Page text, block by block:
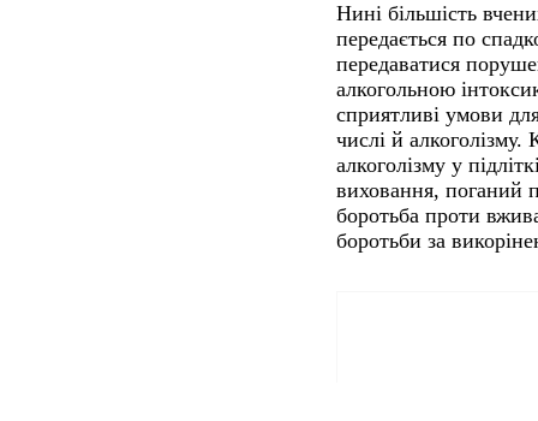
Нині більшість
передається по
передаватися
алкогольною
сприятливі умови
числі й
алкоголізму у
виховання, поганий
боротьба проти
боротьби за